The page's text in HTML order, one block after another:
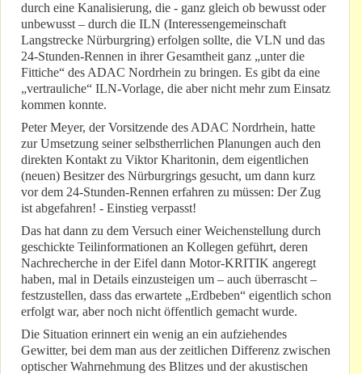
durch eine Kanalisierung, die - ganz gleich ob bewusst oder
unbewusst – durch die ILN (Interessengemeinschaft
Langstrecke Nürburgring) erfolgen sollte, die VLN und das
24-Stunden-Rennen in ihrer Gesamtheit ganz „unter die
Fittiche“ des ADAC Nordrhein zu bringen. Es gibt da eine
„vertrauliche“ ILN-Vorlage, die aber nicht mehr zum Einsatz
kommen konnte.
Peter Meyer, der Vorsitzende des ADAC Nordrhein, hatte
zur Umsetzung seiner selbstherrlichen Planungen auch den
direkten Kontakt zu Viktor Kharitonin, dem eigentlichen
(neuen) Besitzer des Nürburgrings gesucht, um dann kurz
vor dem 24-Stunden-Rennen erfahren zu müssen: Der Zug
ist abgefahren! - Einstieg verpasst!
Das hat dann zu dem Versuch einer Weichenstellung durch
geschickte Teilinformationen an Kollegen geführt, deren
Nachrecherche in der Eifel dann Motor-KRITIK angeregt
haben, mal in Details einzusteigen um – auch überrascht –
festzustellen, dass das erwartete „Erdbeben“ eigentlich schon
erfolgt war, aber noch nicht öffentlich gemacht wurde.
Die Situation erinnert ein wenig an ein aufziehendes
Gewitter, bei dem man aus der zeitlichen Differenz zwischen
optischer Wahrnehmung des Blitzes und der akustischen